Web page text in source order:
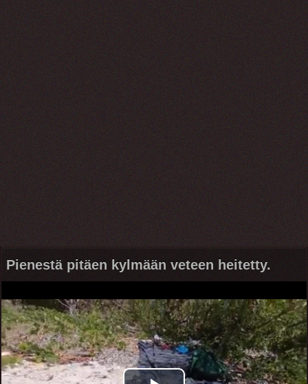
Pienestä pitäen kylmään veteen heitetty.